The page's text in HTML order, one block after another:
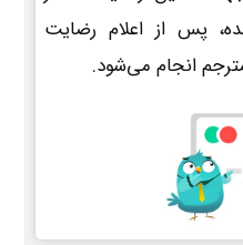
پس از اعلام رضایت
انجام می‌شود.